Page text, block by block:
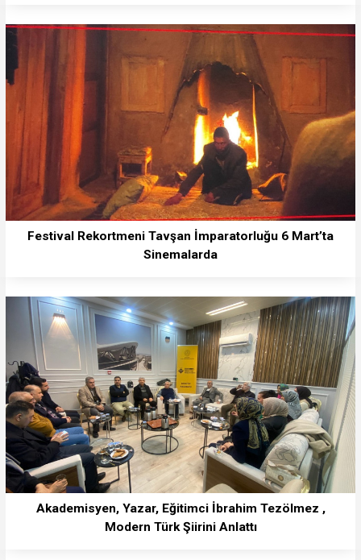
Festival Rekortmeni Tavşan İmparatorluğu 6 Mart’ta
Sinemalarda
Akademisyen, Yazar, Eğitimci İbrahim Tezölmez ,
Modern Türk Şiirini Anlattı